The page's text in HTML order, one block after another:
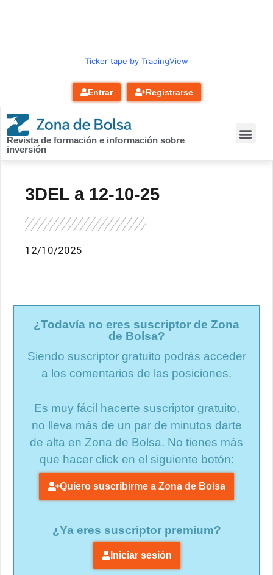
Ticker tape by TradingView
Entrar Registrarse
Revista de formación e información sobre
inversión
3DEL a 12-10-25
12/10/2025
¿Todavía no eres suscriptor de Zona
de Bolsa?
Siendo suscriptor gratuito podrás acceder
a los comentarios de las posiciones.
Es muy fácil hacerte suscriptor gratuito,
no lleva más de un par de minutos darte
de alta en Zona de Bolsa. No tienes más
que hacer click en el siguiente botón:
Quiero suscribirme a Zona de Bolsa
¿Ya eres suscriptor premium?
Iniciar sesión